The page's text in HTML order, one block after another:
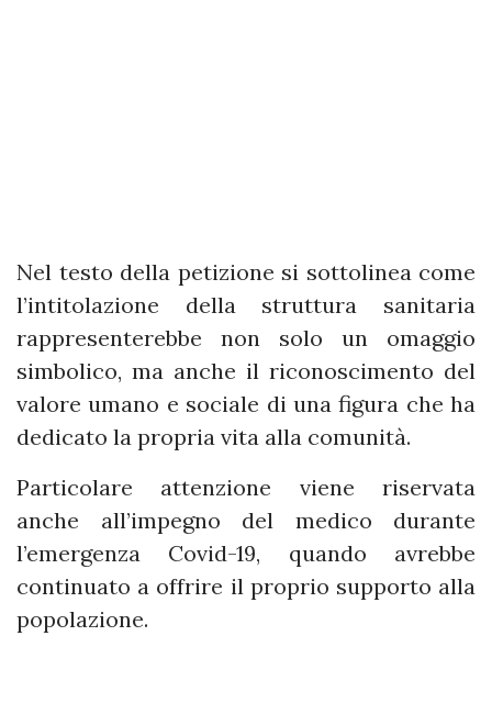
Nel testo della petizione si sottolinea come
l’intitolazione della struttura sanitaria
rappresenterebbe non solo un omaggio
simbolico, ma anche il riconoscimento del
valore umano e sociale di una figura che ha
dedicato la propria vita alla comunità.
Particolare attenzione viene riservata
anche all’impegno del medico durante
l’emergenza Covid-19, quando avrebbe
continuato a offrire il proprio supporto alla
popolazione.